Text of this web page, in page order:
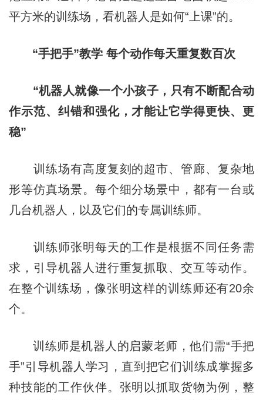
平方米的训练场，看机器人是如何“上课”的。
“手把手”教学 每个动作每天重复数百次
“机器人就像一个小孩子，只有不断配合动
作示范、纠错和强化，才能让它学得更快、更
稳”
训练场有高度复刻的超市、管廊、复杂地
形等仿真场景。每个细分场景中，都有一台或
几台机器人，以及它们的专属训练师。
训练师张明每天的工作是根据不同任务需
求，引导机器人进行重复抓取、交互等动作。
在整个训练场，像张明这样的训练师还有20余
个。
训练师是机器人的启蒙老师，他们需“手把
手”引导机器人学习，直到把它们训练成掌握多
种技能的工作伙伴。张明以抓取货物为例，整